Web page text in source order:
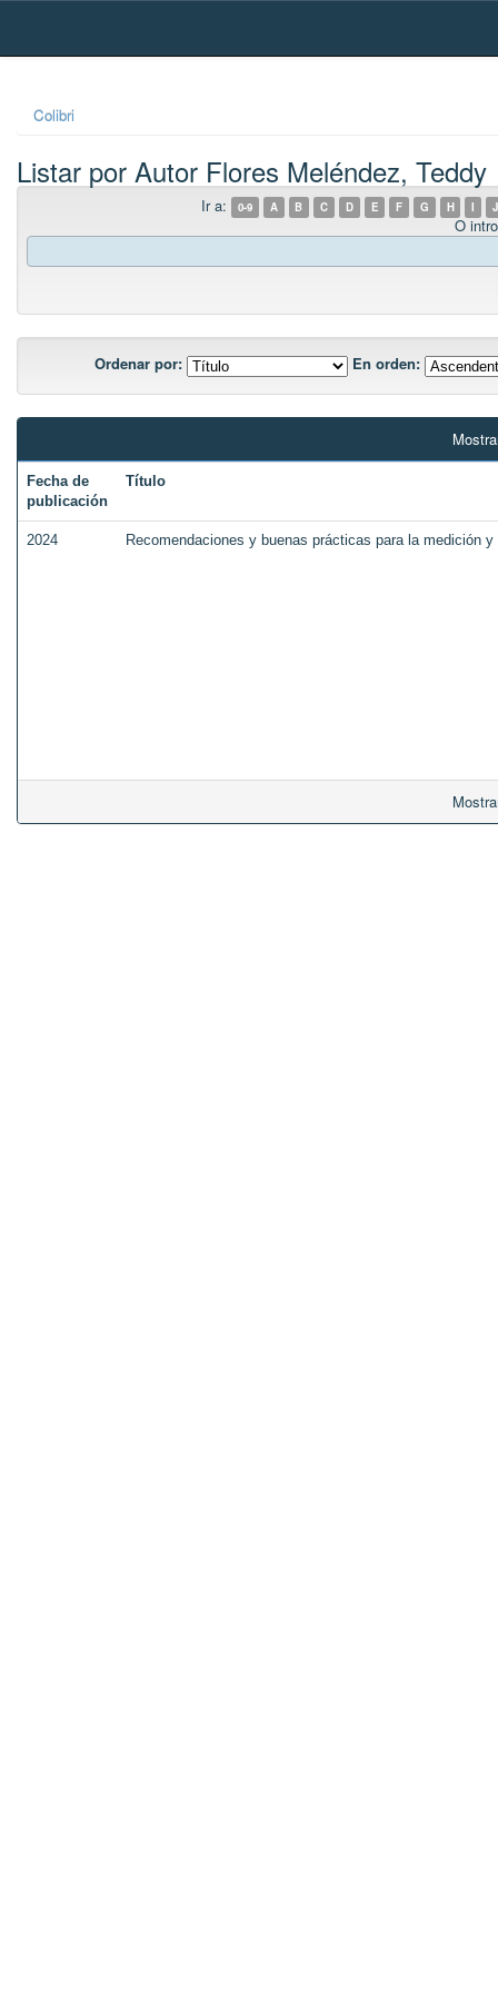
Skip
Colibri
Listar por Autor Flores Meléndez, Teddy
Ir a: 0-9 A B C D E F G H I J
O
Ordenar por: En orden:
Fecha de
publicación
Título
2024 Recomendaciones y buenas prácticas para la medición